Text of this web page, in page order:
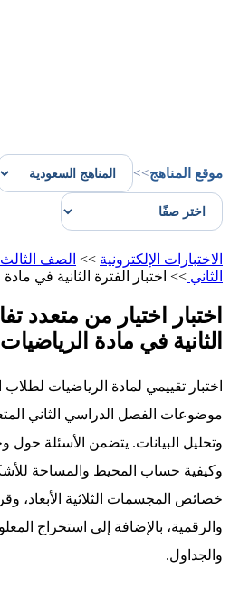
موقع المناهج>>
الاختبارات الإلكترونية >> الصف الثالث
الثاني >> اختبار الفترة الثانية في مادة
اختبار اختيار من متعدد
الثانية في مادة الرياضيات
اختبار تقييمي لمادة الرياضيات لطلاب
موضوعات الفصل الدراسي الثاني
وتحليل البيانات. يتضمن الأسئلة حول
وكيفية حساب المحيط والمساحة
خصائص المجسمات الثلاثية الأبعاد،
والرقمية، بالإضافة إلى استخراج
والجداول.